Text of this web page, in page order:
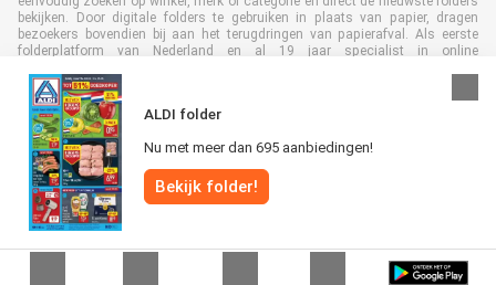
ALDI folder
Nu met meer dan 695 aanbiedingen!
Bekijk folder!
bekijken. Door digitale folders te gebruiken in plaats van papier, dragen
bezoekers bovendien bij aan het terugdringen van papierafval. Als eerste
folderplatform van Nederland en al 19 jaar specialist in online
met retailers en merken. Hierdoor zijn we uitgegroeid tot de toonaangevende
speler in de digitale foldermarkt.
Alle rechten voorbehouden © Folderz.nl 2026 |